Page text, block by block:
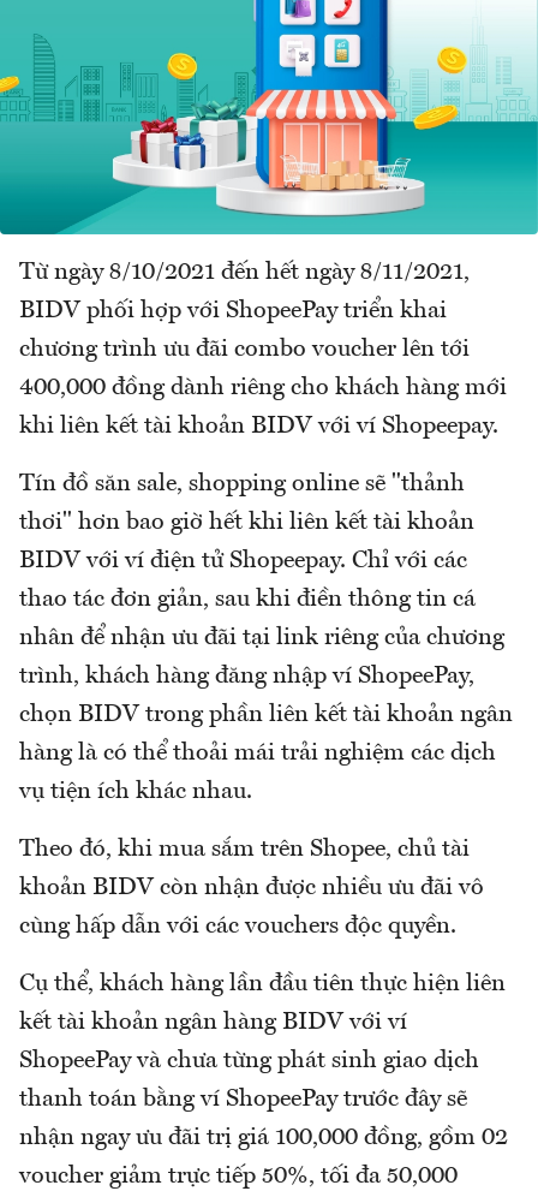
Từ ngày 8/10/2021 đến hết ngày 8/11/2021,
BIDV phối hợp với ShopeePay triển khai
chương trình ưu đãi combo voucher lên tới
400,000 đồng dành riêng cho khách hàng mới
khi liên kết tài khoản BIDV với ví Shopeepay.
Tín đồ săn sale, shopping online sẽ "thảnh
thơi" hơn bao giờ hết khi liên kết tài khoản
BIDV với ví điện tử Shopeepay. Chỉ với các
thao tác đơn giản, sau khi điền thông tin cá
nhân để nhận ưu đãi tại link riêng của chương
trình, khách hàng đăng nhập ví ShopeePay,
chọn BIDV trong phần liên kết tài khoản ngân
hàng là có thể thoải mái trải nghiệm các dịch
vụ tiện ích khác nhau.
Theo đó, khi mua sắm trên Shopee, chủ tài
khoản BIDV còn nhận được nhiều ưu đãi vô
cùng hấp dẫn với các vouchers độc quyền.
Cụ thể, khách hàng lần đầu tiên thực hiện liên
kết tài khoản ngân hàng BIDV với ví
ShopeePay và chưa từng phát sinh giao dịch
thanh toán bằng ví ShopeePay trước đây sẽ
nhận ngay ưu đãi trị giá 100,000 đồng, gồm 02
voucher giảm trực tiếp 50%, tối đa 50,000